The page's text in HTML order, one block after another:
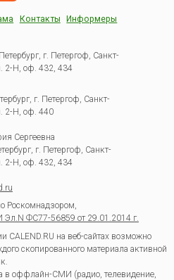
Контакты Информеры
г. Петергоф, Санкт-
2-Н, оф. 432, 434
г. Петергоф, Санкт-
2-Н, оф. 440
Сергеевна
г. Петергоф Санкт-
2-Н, оф. 432, 434
Роскомнадзором,
Эл.N ФС77-56859 от 29.01.2014 г.
на веб-сайтах возможно
скопированного материала активной
в оффлайн-СМИ (радио, телевидение,